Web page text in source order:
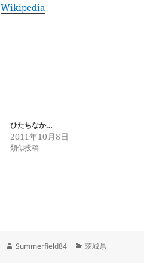
Wikipedia
ひたちなか…
2011年10月8日
類似投稿
作
Summerfield84
カ
茨城県